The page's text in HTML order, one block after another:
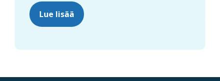
Lue lisää